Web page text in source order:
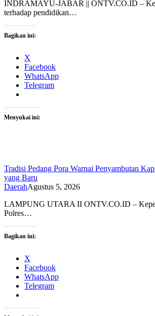
INDRAMAYU-JABAR || ONTV.CO.ID –
terhadap pendidikan…
Bagikan ini:
X
Facebook
WhatsApp
Telegram
Menyukai ini:
Tradisi Pedang Pora Warnai Penyambutan
yang Baru
DaerahAgustus 5, 2026
LAMPUNG UTARA II ONTV.CO.ID –
Polres…
Bagikan ini:
X
Facebook
WhatsApp
Telegram